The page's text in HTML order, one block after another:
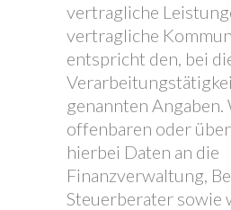
vertragliche
vertragliche
entspricht den, bei
genannten Angaben.
offenbaren oder
hierbei Daten an die
Finanzverwaltung,
Steuerberater sowie